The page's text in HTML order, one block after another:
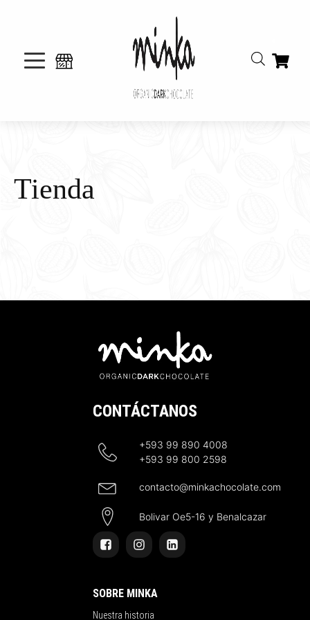
Tienda
CONTÁCTANOS
+593 99 890 4008
+593 99 800 2598
contacto@minkachocolate.com
Bolivar Oe5-16 y Benalcazar
SOBRE MINKA
Nuestra historia